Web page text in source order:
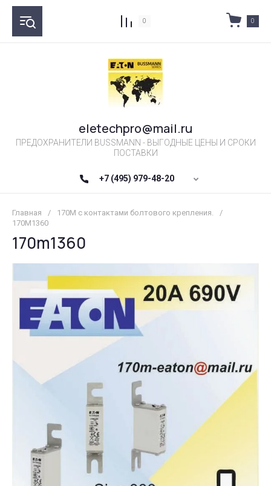
0 0
eletechpro@mail.ru
ПРЕДОХРАНИТЕЛИ BUSSMANN - ВЫГОДНЫЕ ЦЕНЫ И СРОКИ
ПОСТАВКИ
+7 (495) 979-48-20
Главная / 170М с контактами болтового крепления.
/
170M1360
170m1360